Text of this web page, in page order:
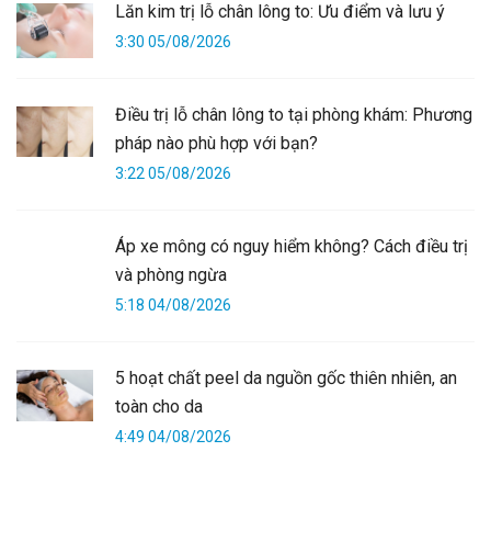
Lăn kim trị lỗ chân lông to: Ưu điểm và lưu ý
3:30 05/08/2026
Điều trị lỗ chân lông to tại phòng khám: Phương
pháp nào phù hợp với bạn?
3:22 05/08/2026
Áp xe mông có nguy hiểm không? Cách điều trị
và phòng ngừa
5:18 04/08/2026
5 hoạt chất peel da nguồn gốc thiên nhiên, an
toàn cho da
4:49 04/08/2026